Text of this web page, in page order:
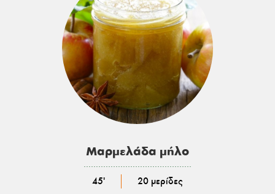
Μαρμελάδα μήλο
………………………………………………
45'
20 μερίδες